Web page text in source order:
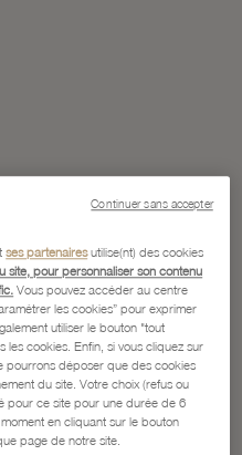
ses partenairesutilise(nt) des cookies
site, pour personnaliser son contenu
Vous pouvez accéder au centre
les cookies” pour exprimer
utiliser le bouton "tout
cookies. Enfin, si vous cliquez sur
pourrons déposer que des cookies
du site. Votre choix (refus ou
pour ce site pour une durée de 6
en cliquant sur le bouton
page de notre site.
Continuer sans accepter